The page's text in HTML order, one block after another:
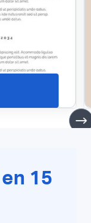
15